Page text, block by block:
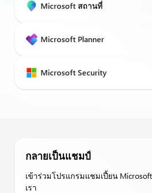
Microsoft สถานที่
Microsoft Planner
Microsoft Security
กลายเป็นแชมป์
เข้าร่วมโปรแกรมแชมเปี้ยน
เรา